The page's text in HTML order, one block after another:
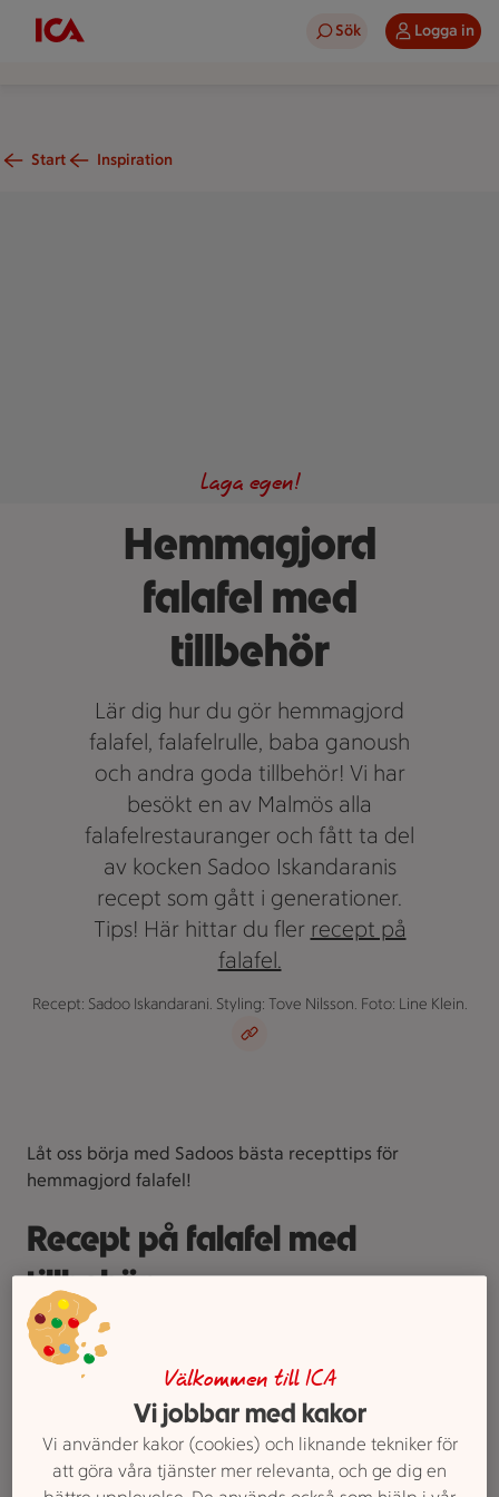
Sök Logga in
Start Inspiration
Hemmagjord
falafel med
tillbehör
Laga egen!
Lär dig hur du gör hemmagjord
falafel, falafelrulle, baba ganoush
och andra goda tillbehör! Vi har
besökt en av Malmös alla
falafelrestauranger och fått ta del
av kocken Sadoo Iskandaranis
recept som gått i generationer.
Tips! Här hittar du fler recept på
falafel.
Recept: Sadoo Iskandarani. Styling: Tove Nilsson. Foto: Line Klein.
Låt oss börja med Sadoos bästa recepttips för
hemmagjord falafel!
Recept på falafel med
tillbehör
Välkommen till ICA
Vi jobbar med kakor
Vi använder kakor (cookies) och liknande tekniker för
att göra våra tjänster mer relevanta, och ge dig en